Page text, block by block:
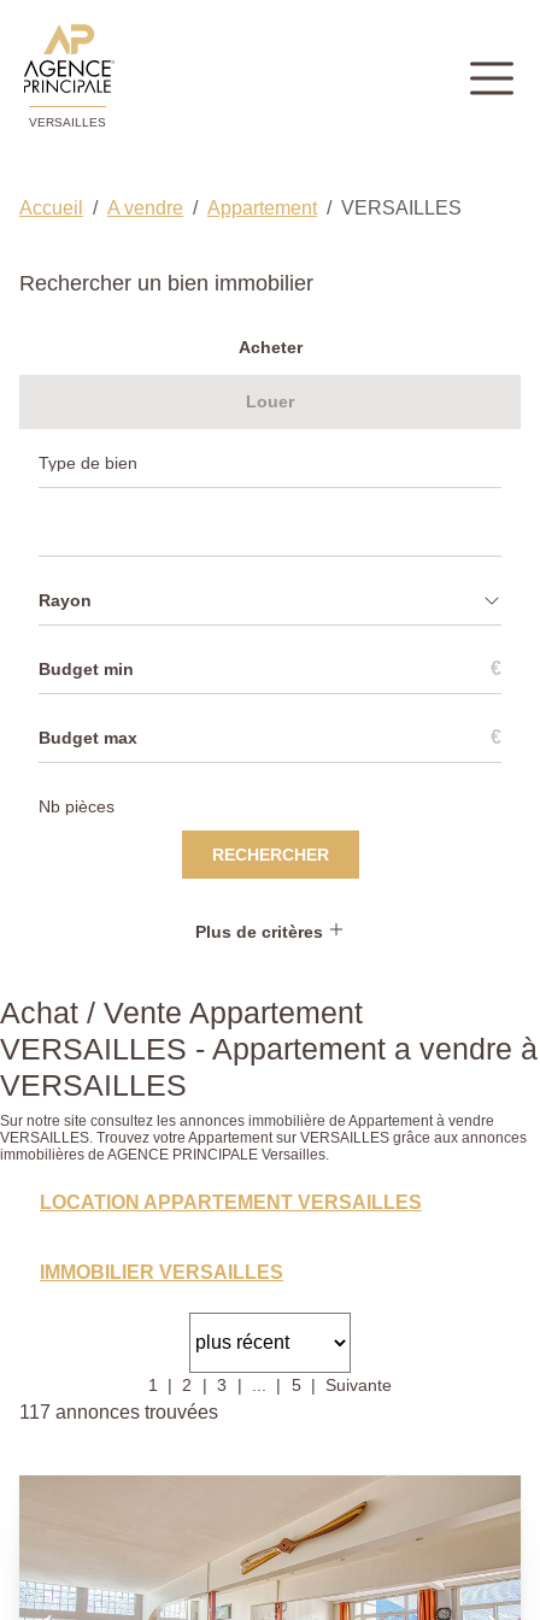
VERSAILLES
Accueil A vendre Appartement VERSAILLES
Rechercher un bien immobilier
Acheter
Louer
Rayon
€
€
RECHERCHER
Plus de critères
Achat / Vente Appartement
VERSAILLES - Appartement a vendre à
VERSAILLES
Sur notre site consultez les annonces immobilière de Appartement à vendre
VERSAILLES. Trouvez votre Appartement sur VERSAILLES grâce aux annonces
immobilières de AGENCE PRINCIPALE Versailles.
LOCATION APPARTEMENT VERSAILLES
IMMOBILIER VERSAILLES
1 2 3 5 Suivante
117 annonces trouvées